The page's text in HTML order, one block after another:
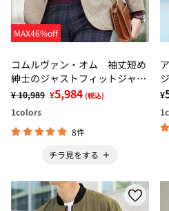
MAX46%off
コムルヴァン・オム 袖丈短め
紳士のジャストフィットジャケ
ット
¥ 10,989 ¥5,984 (税込)
1colors
8件
チラ見をする
¥
1